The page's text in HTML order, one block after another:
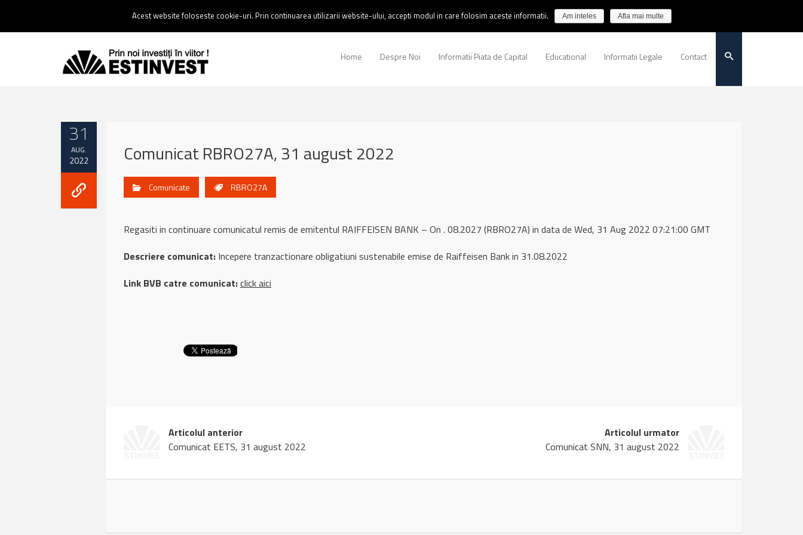
0237 238 900 |Email :contact@estinvest.ro
Home Despre Noi Informatii Piata de Capital Educational Informatii Legale Contact
31
AUG.
2022 Comunicat RBRO27A, 31 august 2022
Comunicate RBRO27A
Regasiti in continuare comunicatul remis de emitentul RAIFFEISEN BANK – On . 08.2027 (RBRO27A) in data de Wed, 31 Aug 2022 07:21:00 GMT
Descriere comunicat: Incepere tranzactionare obligatiuni sustenabile emise de Raiffeisen Bank in 31.08.2022
Link BVB catre comunicat:click aici
Articolul anterior
Comunicat EETS, 31 august 2022
Articolul urmator
Comunicat SNN, 31 august 2022
Acest website foloseste cookie-uri. Prin continuarea utilizarii website-ului, accepti modul in care folosim aceste informatii. Am inteles Afla mai multe